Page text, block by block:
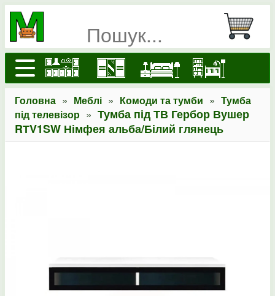
Головна » Меблі » Комоди та тумби » Тумба
під телевізор » Тумба під ТВ Гербор Вушер
RТV1SW Німфея альба/Білий глянець